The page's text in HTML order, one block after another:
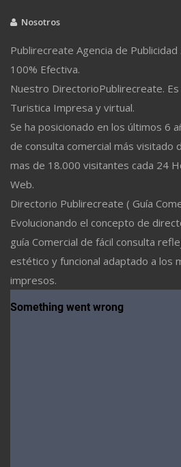
Nosotros
Publirecreate Agencia de Publicidad
100% Efectiva.
Nuestro DirectorioPublirecreate. Es
Turistica Impresa y virtual.
Se ha posicionado en los últimos 6
de consulta comercial más visitado
mas de 18.000 visitantes cada 24
Web.
Directorio Publirecreate ( Guía
Evolucionando el concepto de
guía Comercial de fácil consulta
estético y funcional adaptado a los
impresos.